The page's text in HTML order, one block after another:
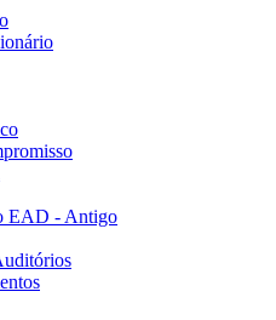
EAD - Antigo